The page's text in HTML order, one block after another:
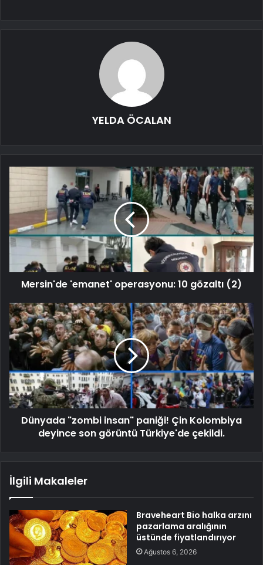
YELDA ÖCALAN
Mersin'de 'emanet' operasyonu: 10 gözaltı (2)
Dünyada "zombi insan" paniği! Çin Kolombiya
deyince son görüntü Türkiye'de çekildi.
İlgili Makaleler
Braveheart Bio halka arzını
pazarlama aralığının
üstünde fiyatlandırıyor
Ağustos 6, 2026